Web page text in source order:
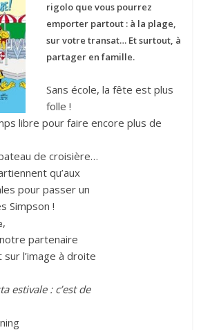
rigolo que vous pourrez
emporter partout : à la plage,
sur votre transat… Et surtout, à
partager en famille.
Sans école, la fête est plus
folle !
libre pour faire encore plus de
de croisière…
qu’aux
pour passer un
Simpson !
,
partenaire
sur l’image à droite
estivale : c’est de